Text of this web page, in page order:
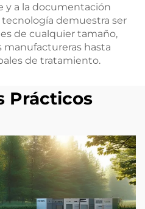
y a la documentación
demuestra ser
de cualquier tamaño,
hasta
de tratamiento.
Prácticos